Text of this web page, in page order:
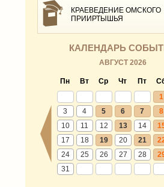
КРАЕВЕДЕНИЕ ОМСКОГО
ПРИИРТЫШЬЯ
КАЛЕНДАРЬ
АВГУСТ 2026
Пн Вт Ср Чт Пт
1
3
4 5 6 7 8
10
11 12 13 14
17
18 19 20 21
24
25 26 27 28
31